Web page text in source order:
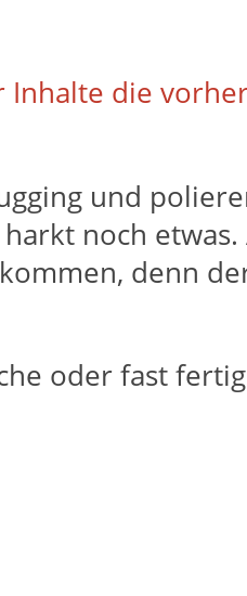
die
und
noch
denn
oder fast